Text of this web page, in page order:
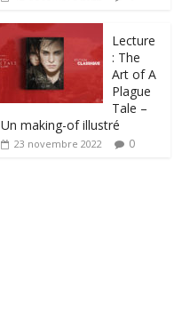
Lecture
: The
Art of A
Plague
Tale –
Un making-of illustré
23 novembre 2022 0